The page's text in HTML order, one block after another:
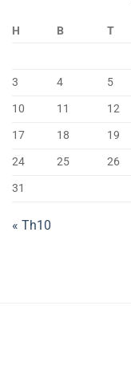
H B T
3
4 5
10
11 12
17
18 19
24
25 26
31
« Th10